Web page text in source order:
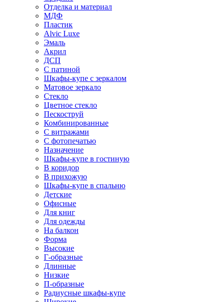
Отделка и материал
МДФ
Пластик
Alvic Luxe
Эмаль
Акрил
ДСП
С патиной
Шкафы-купе с зеркалом
Матовое зеркало
Стекло
Цветное стекло
Пескоструй
Комбинированные
С витражами
С фотопечатью
Назначение
Шкафы-купе в гостиную
В коридор
В прихожую
Шкафы-купе в спальню
Детские
Офисные
Для книг
Для одежды
На балкон
Форма
Высокие
Г-образные
Длинные
Низкие
П-образные
Радиусные шкафы-купе